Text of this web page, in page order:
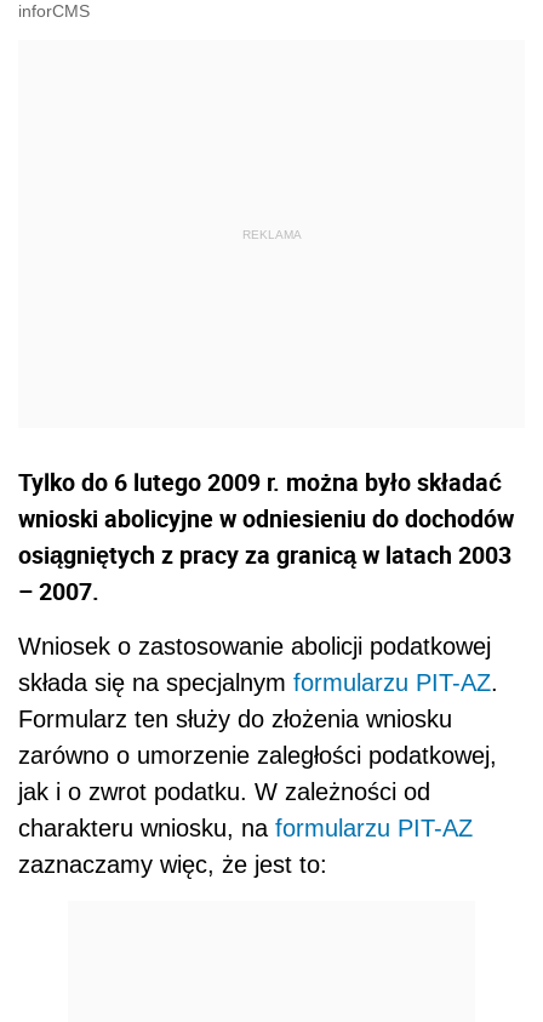
inforCMS
Tylko do 6 lutego 2009 r. można było składać
wnioski abolicyjne w odniesieniu do dochodów
osiągniętych z pracy za granicą w latach 2003
– 2007.
Wniosek o zastosowanie abolicji podatkowej
składa się na specjalnym formularzu PIT-AZ.
Formularz ten służy do złożenia wniosku
zarówno o umorzenie zaległości podatkowej,
jak i o zwrot podatku. W zależności od
charakteru wniosku, na formularzu PIT-AZ
zaznaczamy więc, że jest to: